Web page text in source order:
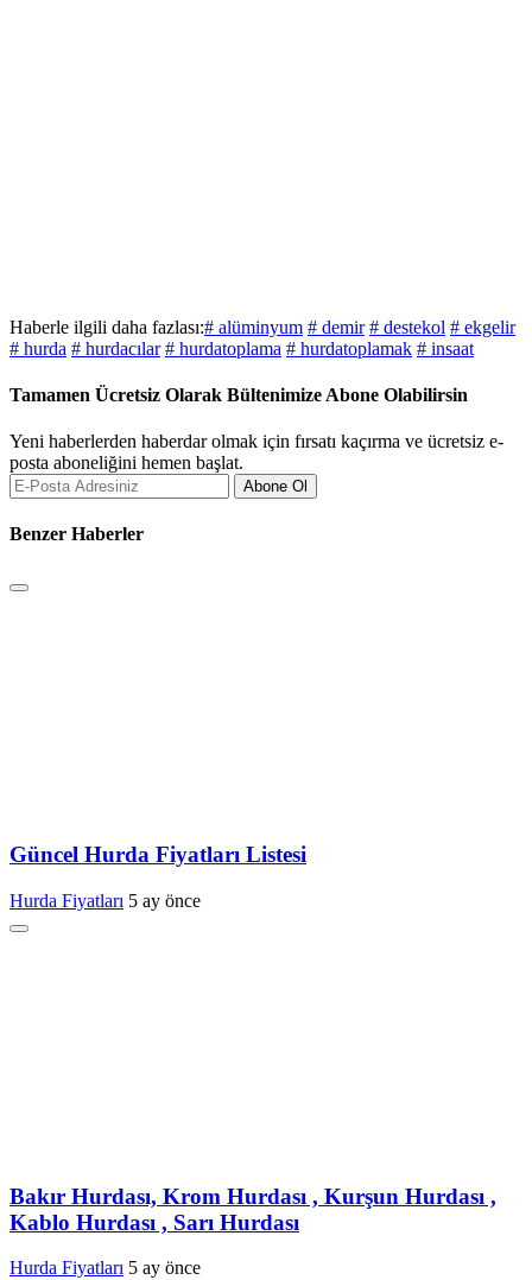
Haberle ilgili daha fazlası:# alüminyum # demir # destekol # ekgelir
# hurda # hurdacılar # hurdatoplama # hurdatoplamak # insaat
Tamamen Ücretsiz Olarak Bültenimize Abone Olabilirsin
Yeni haberlerden haberdar olmak için fırsatı kaçırma ve ücretsiz e-
posta aboneliğini hemen başlat.
Abone Ol
Benzer Haberler
Güncel Hurda Fiyatları Listesi
Hurda Fiyatları 5 ay önce
Bakır Hurdası, Krom Hurdası , Kurşun Hurdası ,
Kablo Hurdası , Sarı Hurdası
Hurda Fiyatları 5 ay önce